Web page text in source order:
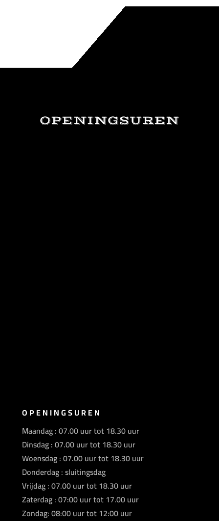
OPENINGSUREN
OPENINGSUREN
Maandag : 07.00 uur tot 18.30 uur
Dinsdag : 07.00 uur tot 18.30 uur
Woensdag : 07.00 uur tot 18.30 uur
Donderdag : sluitingsdag
Vrijdag : 07.00 uur tot 18.30 uur
Zaterdag : 07:00 uur tot 17.00 uur
Zondag: 08:00 uur tot 12:00 uur